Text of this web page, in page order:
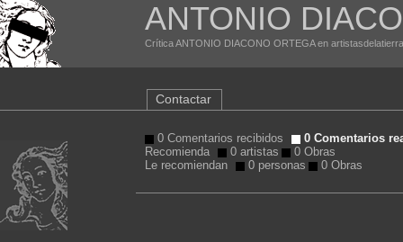
ANTONIO
Crítica ANTONIO DIACONO ORTEGA en
Contactar
0 Comentarios recibidos
0 Comentarios
Recomienda
0 artistas
0 Obras
Le recomiendan
0 personas 0 Obras